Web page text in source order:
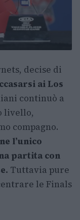
decise di
ai Los
continuò a
livello,
compagno.
l’unico
partita con
Tuttavia pure
le Finals